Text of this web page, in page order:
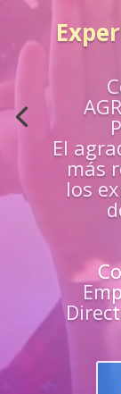
Aprende